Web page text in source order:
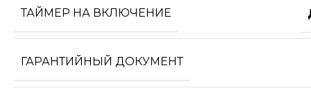
ТАЙМЕР НА ВКЛЮЧЕНИЕ
ГАРАНТИЙНЫЙ ДОКУМЕНТ